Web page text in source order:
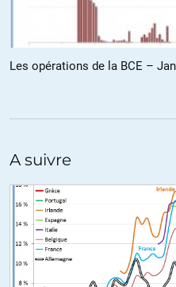
Doodle ne semble concerné que
d’une des trois agences de
sous influence américaine.
Nous sommes sauves ! 😛
http://www.boursorama.com/
devrait-pas-etre-abaissee-en-
ALERTER
Les opérations de la BCE –
A suivre